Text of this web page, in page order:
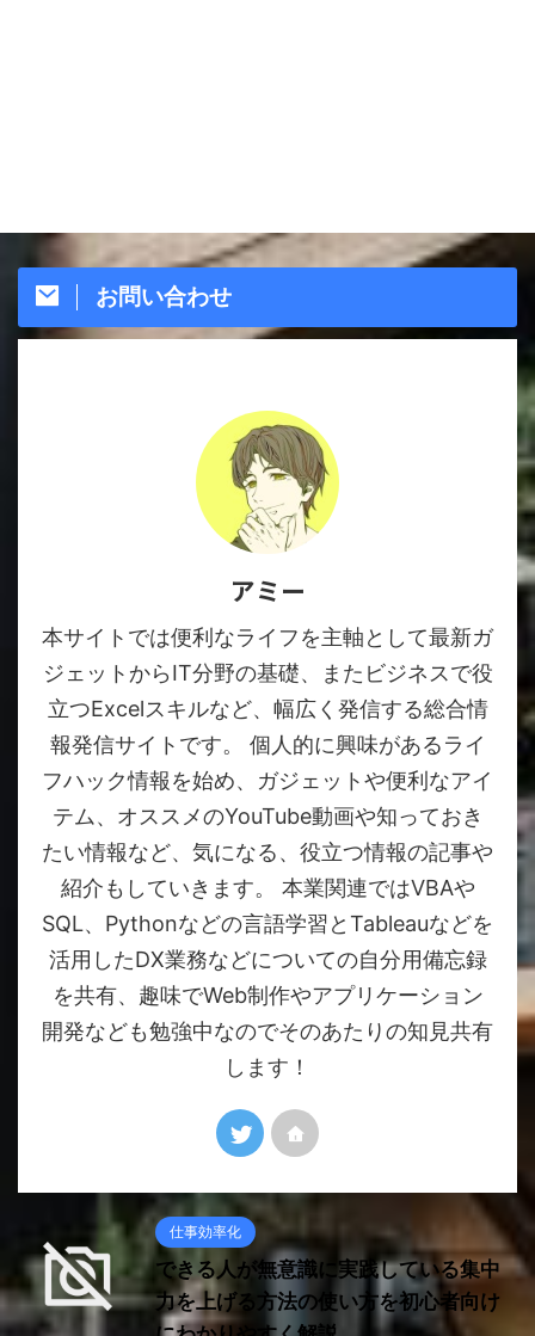
お問い合わせ
アミー
本サイトでは便利なライフを主軸として最新ガ
ジェットからIT分野の基礎、またビジネスで役
立つExcelスキルなど、幅広く発信する総合情
報発信サイトです。 個人的に興味があるライ
フハック情報を始め、ガジェットや便利なアイ
テム、オススメのYouTube動画や知っておき
たい情報など、気になる、役立つ情報の記事や
紹介もしていきます。 本業関連ではVBAや
SQL、Pythonなどの言語学習とTableauなどを
活用したDX業務などについての自分用備忘録
を共有、趣味でWeb制作やアプリケーション
開発なども勉強中なのでそのあたりの知見共有
します！
仕事効率化
できる人が無意識に実践している集中
力を上げる方法の使い方を初心者向け